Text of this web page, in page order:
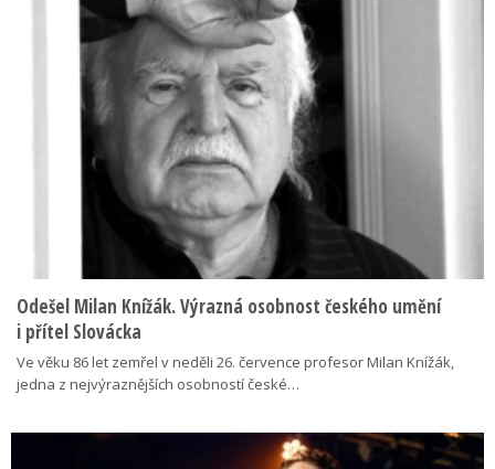
Odešel Milan Knížák. Výrazná osobnost českého umění
i přítel Slovácka
Ve věku 86 let zemřel v neděli 26. července profesor Milan Knížák,
jedna z nejvýraznějších osobností české…